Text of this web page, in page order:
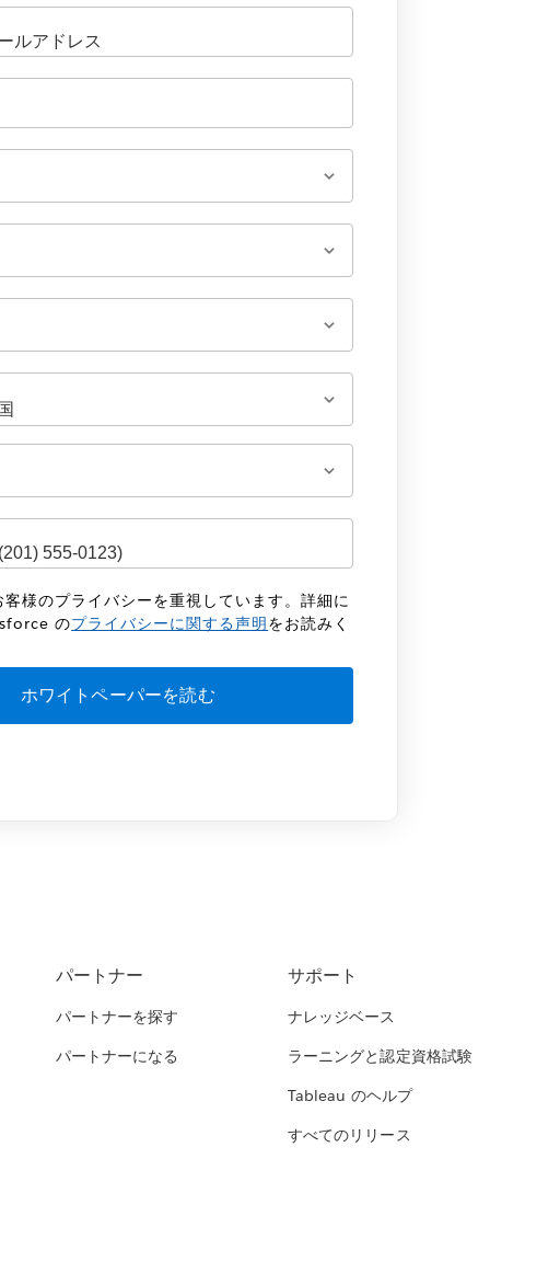
様のプライバシーを重視しています。詳細に
のプライバシーに関する声明をお読みく
パートナー
パートナーを探す
パートナーになる
サポート
ナレッジベース
ラーニングと認定資格試験
Tableau のヘルプ
すべてのリリース